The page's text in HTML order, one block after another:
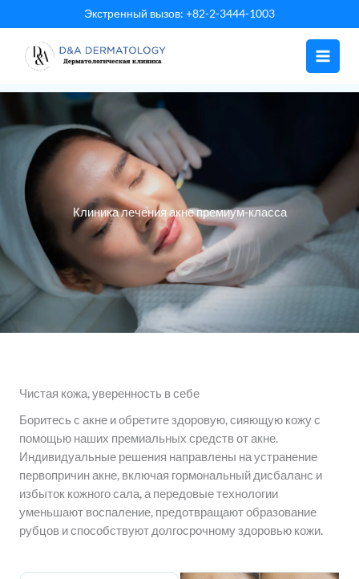
к
содержанию
Экстренный вызов: +82-2-3444-1003
Клиника лечения акне премиум-класса
Чистая кожа, уверенность в себе
Боритесь с акне и обретите здоровую, сияющую кожу с
помощью наших премиальных средств от акне.
Индивидуальные решения направлены на устранение
первопричин акне, включая гормональный дисбаланс и
избыток кожного сала, а передовые технологии
уменьшают воспаление, предотвращают образование
рубцов и способствуют долгосрочному здоровью кожи.